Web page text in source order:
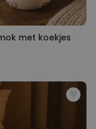
met koekjes